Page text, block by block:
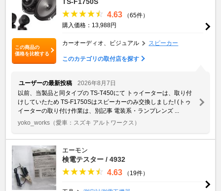
この商品の
価格を比較する
4.63
（65件）
購入価格：13,988円
カーオーディオ、ビジュアル スピーカー
このカテゴリの取付店を探す
ユーザーの最新投稿
2026年8月7日
以前、当製品と同タイプの TS-T450にて トゥイーターは、取り付
けしていたため TS-F1750Sはスピーカーのみ交換しました! (トゥ
イーターの取り付け作業は、別記事 電装系・ランプレンズ ...
yoko_works （愛車：スズキ アルトワークス）
エーモン
検電テスター / 4932
4.63 （19件）